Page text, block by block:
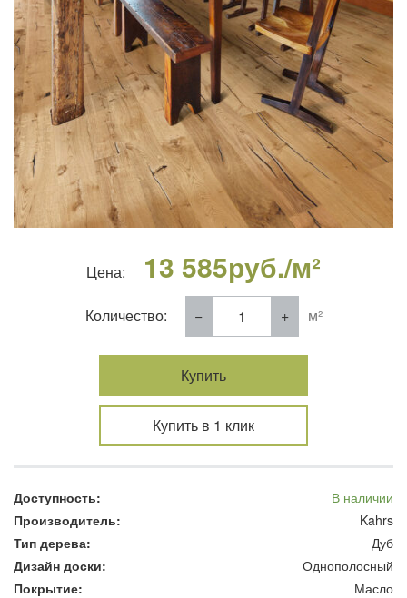
Цена: 13 585руб./м²
Количество: м²
Купить
Купить в 1 клик
Доступность:
В наличии
Производитель:
Kahrs
Тип дерева:
Дуб
Дизайн доски:
Однополосный
Покрытие:
Масло